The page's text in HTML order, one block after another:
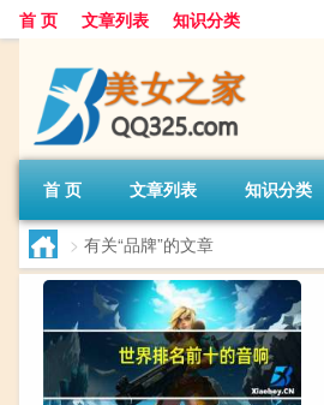
首 页 文章列表 知识分类
首 页 文章列表 知识分类
> 有关“品牌”的文章